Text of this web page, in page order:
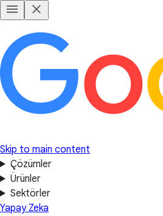
Skip to main content
Çözümler
Ürünler
Sektörler
Yapay Zeka